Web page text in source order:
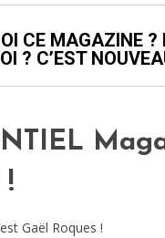
CE MAGAZINE ?
? C’EST
!
Gaël Roques !